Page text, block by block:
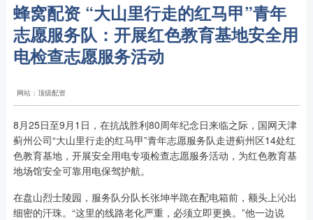
蜂窝配资 “大山里行走的红马甲”青年
志愿服务队：开展红色教育基地安全用
电检查志愿服务活动
网站：顶级配资
8月25日至9月1日，在抗战胜利80周年纪念日来临之际，国网天津
蓟州公司“大山里行走的红马甲”青年志愿服务队走进蓟州区14处红
色教育基地，开展安全用电专项检查志愿服务活动，为红色教育基
地场馆安全可靠用电保驾护航。
在盘山烈士陵园，服务队分队长张坤半跪在配电箱前，额头上沁出
细密的汗珠。“这里的线路老化严重，必须立即更换。”他一边说